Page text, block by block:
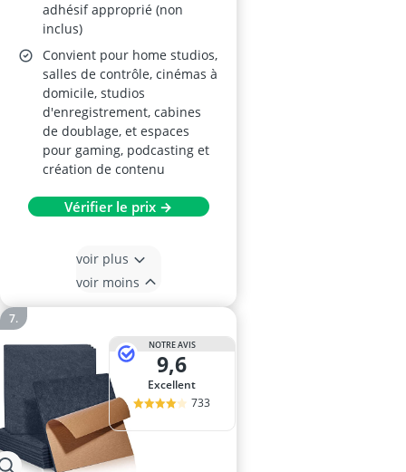
adhésif approprié (non
inclus)
Convient pour home studios,
salles de contrôle, cinémas à
domicile, studios
d'enregistrement, cabines
de doublage, et espaces
pour gaming, podcasting et
création de contenu
Vérifier le prix →
voir plus
voir moins
NOTRE AVIS
9,6
Excellent
733